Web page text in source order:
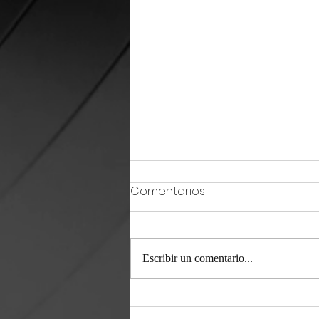
Crecen grupos de
Comentarios
Escribir un comentario...